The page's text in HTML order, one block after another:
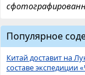
Популярное
Китай доставит на
составе экспедиции